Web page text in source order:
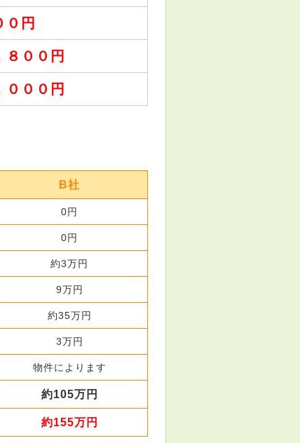
０円
８００円
０００円
B社
0円
0円
約3万円
9万円
約35万円
3万円
物件によります
約105万円
約155万円